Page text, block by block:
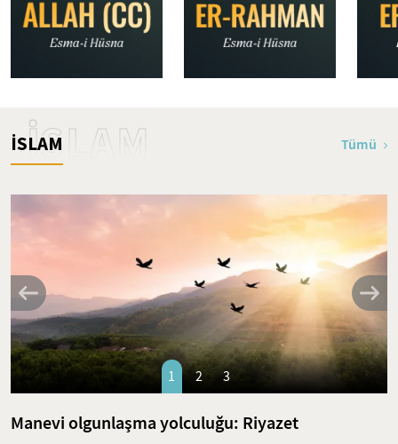
İSLAM
İSLAM Tümü
Manevi olgunlaşma yolculuğu: Riyazet
1 2 3